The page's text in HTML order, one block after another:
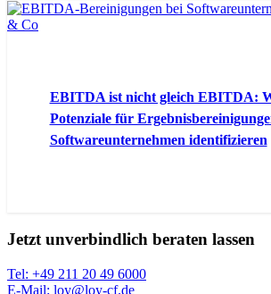
EBITDA ist nicht gleich EBITDA:
Potenziale für
Softwareunternehmen identifizieren
Jetzt unverbindlich beraten lassen
Tel: +49 211 20 49 6000
E-Mail: loy@loy-cf.de